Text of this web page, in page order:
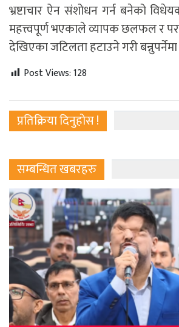
भ्रष्टाचार ऐन संशोधन गर्न बनेको
महत्त्वपूर्ण भएकाले व्यापक छलफल र
देखिएका जटिलता हटाउने गरी
Post Views:128
प्रतिक्रिया दिनुहोस !
सम्बन्धित खबरहरु